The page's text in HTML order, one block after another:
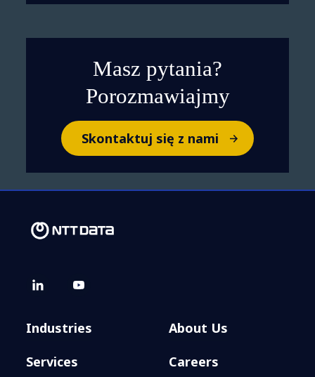
Masz pytania?
Porozmawiajmy
Skontaktuj się z nami
Industries
Services
About Us
Careers